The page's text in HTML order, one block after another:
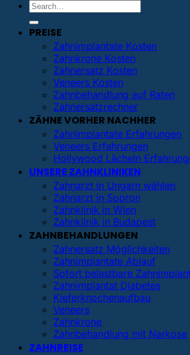
PREISE
Zahnimplantate Kosten
Zahnkrone Kosten
Zahnersatz Kosten
Veneers Kosten
Zahnbehandlung auf Raten
Zahnersatzrechner
ZÄHNE VORHER NACHHER
Zahnimplantate Erfahrungen
Veneers Erfahrungen
Hollywood Lächeln
UNSERE ZAHNKLINIKEN
Zahnarzt in Ungarn wählen
Zahnarzt in Sopron
Zahnklinik in Wien
Zahnklinik in Budapest
ZAHNBEHANDLUNGEN
Zahnersatz Möglichkeiten
Zahnimplantate Ablauf
Sofort belastbare
Zahnimplantat Diabetes
Kieferknochenaufbau
Veneers
Zahnkrone
Zahnbehandlung mit Narkose
ZAHNREISE